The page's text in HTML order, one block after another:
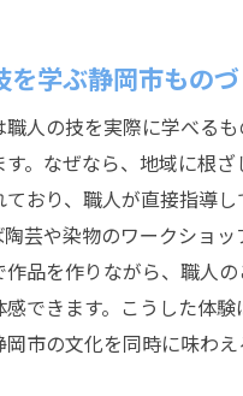
を学ぶ静岡市もの
職人の技を実際に学べる
す。なぜなら、地域に根
ており、職人が直接指導
陶芸や染物のワークショ
作品を作りながら、職人
感できます。こうした体
市の文化を同時に味わ